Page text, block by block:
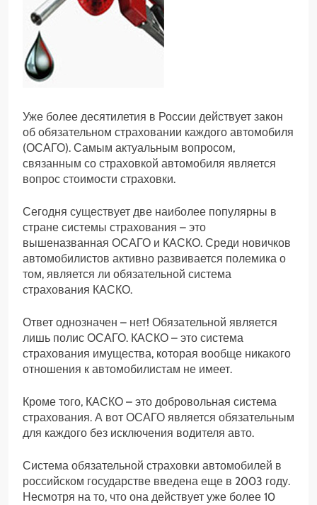
Уже более десятилетия в России действует закон
об обязательном страховании каждого автомобиля
(ОСАГО). Самым актуальным вопросом,
связанным со страховкой автомобиля является
вопрос стоимости страховки.
Сегодня существует две наиболее популярны в
стране системы страхования – это
вышеназванная ОСАГО и КАСКО. Среди новичков
автомобилистов активно развивается полемика о
том, является ли обязательной система
страхования КАСКО.
Ответ однозначен – нет! Обязательной является
лишь полис ОСАГО. КАСКО – это система
страхования имущества, которая вообще никакого
отношения к автомобилистам не имеет.
Кроме того, КАСКО – это добровольная система
страхования. А вот ОСАГО является обязательным
для каждого без исключения водителя авто.
Система обязательной страховки автомобилей в
российском государстве введена еще в 2003 году.
Несмотря на то, что она действует уже более 10